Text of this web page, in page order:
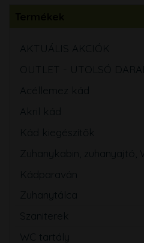
AKTUÁLIS AKCIÓK
OUTLET - UTOLSÓ
Acéllemez kád
Akril kád
Kád kiegészítők
Zuhanykabin, zuhanyajtó,
Kádparaván
Zuhanytálca
Szaniterek
WC tartály